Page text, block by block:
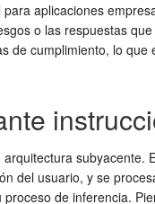
para aplicaciones
o las respuestas
de cumplimiento, lo
subyacente.
del usuario, y se
de inferencia.